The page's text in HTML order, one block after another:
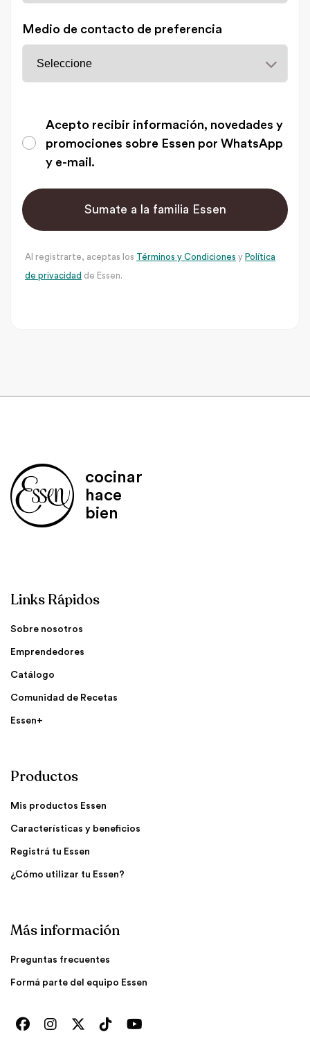
Medio de contacto de preferencia
Acepto recibir información, novedades y
promociones sobre Essen por WhatsApp
y e-mail.
Sumate a la familia Essen
Al registrarte, aceptas los Términos y Condiciones y Política
de privacidad de Essen.
cocinar
hace
bien
Links Rápidos
Sobre nosotros
Emprendedores
Catálogo
Comunidad de Recetas
Essen+
Productos
Mis productos Essen
Características y beneficios
Registrá tu Essen
¿Cómo utilizar tu Essen?
Más información
Preguntas frecuentes
Formá parte del equipo Essen